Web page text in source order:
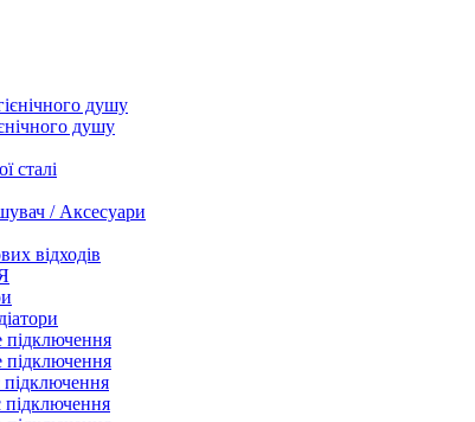
душу
душу
сталі
/ Аксесуари
відходів
підключення
підключення